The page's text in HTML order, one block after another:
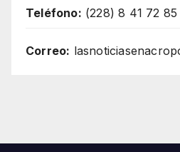
Teléfono: (228) 8 41 72 85
Correo: